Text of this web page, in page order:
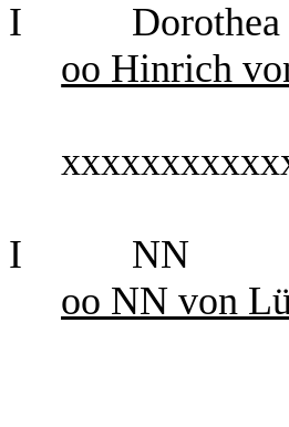
I
Dorothea
oo Hinrich
I
NN
oo NN von